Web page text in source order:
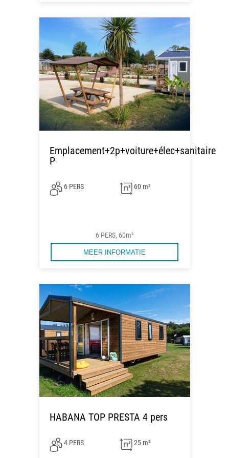
Emplacement+2p+voiture+élec+sanitaire
P
6 PERS 60 m²
6 PERS, 60m²
MEER INFORMATIE
HABANA TOP PRESTA 4 pers
4 PERS 25 m²